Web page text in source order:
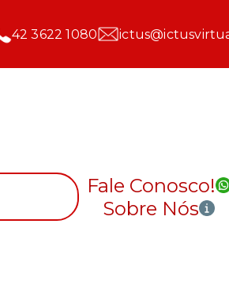
42 3622 1080
Fale Conosco!
Sobre Nós